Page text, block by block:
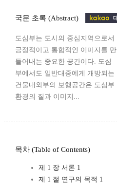
국문 초록 (Abstract)
도심부는 도시의 중심지역으로서
긍정적이고 통합적인 이미지를 만
들어내는 중요한 공간이다. 도심
부에서도 일반대중에게 개방되는
건물내외부의 보행공간은 도심부
환경의 질과 이미지...
목차 (Table of Contents)
제 1 장 서론 1
제 1 절 연구의 목적 1